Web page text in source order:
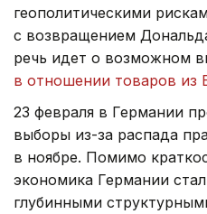
геополитическими
с возвращением
речь идет о возможном
в отношении товаров из
23 февраля в Германии
выборы из-за распада
в ноябре. Помимо
экономика Германии
глубинными